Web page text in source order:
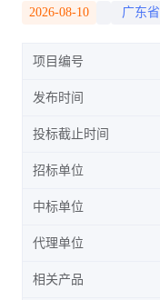
2026-08-10 广东省
项目编号
发布时间
投标截止时间
招标单位
中标单位
代理单位
相关产品